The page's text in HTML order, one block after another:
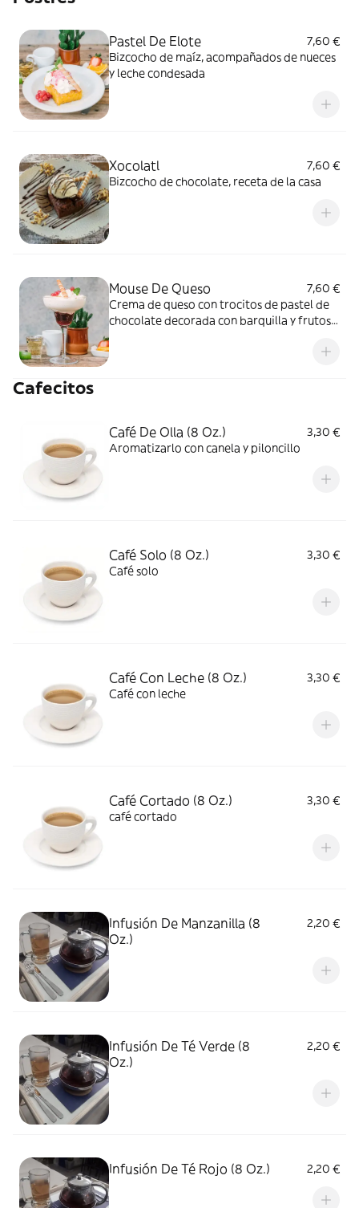
Pastel De Elote
7,60 €
Bizcocho de maíz, acompañados de nueces
y leche condesada
Xocolatl
7,60 €
Bizcocho de chocolate, receta de la casa
Mouse De Queso
7,60 €
Crema de queso con trocitos de pastel de
chocolate decorada con barquilla y frutos
Cafecitos
Café De Olla (8 Oz.)
3,30 €
Aromatizarlo con canela y piloncillo
Café Solo (8 Oz.)
3,30 €
Café solo
Café Con Leche (8 Oz.)
3,30 €
Café con leche
Café Cortado (8 Oz.)
3,30 €
café cortado
Infusión De Manzanilla (8
Oz.)
2,20 €
Infusión De Té Verde (8
Oz.)
2,20 €
Infusión De Té Rojo (8 Oz.) 2,20 €